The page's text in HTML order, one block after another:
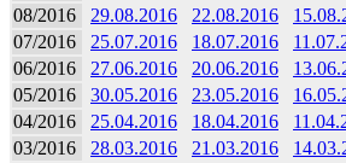
08/2016
29.08.2016 22.08.2016
07/2016
25.07.2016 18.07.2016
06/2016
27.06.2016 20.06.2016
05/2016
30.05.2016 23.05.2016
04/2016
25.04.2016 18.04.2016
03/2016
28.03.2016 21.03.2016